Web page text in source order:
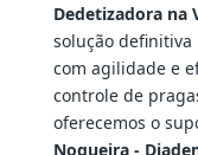
Dedetizadora na
solução
com agilidade e
controle de
oferecemos o
Nogueira -